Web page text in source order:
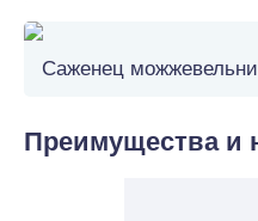
Саженец
Преимущества и